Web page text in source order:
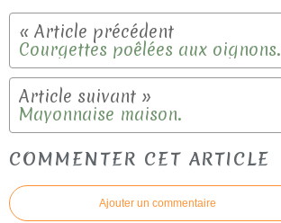
Courgettes poêlées aux oignons.
Mayonnaise maison.
COMMENTER CET ARTICLE
Ajouter un commentaire